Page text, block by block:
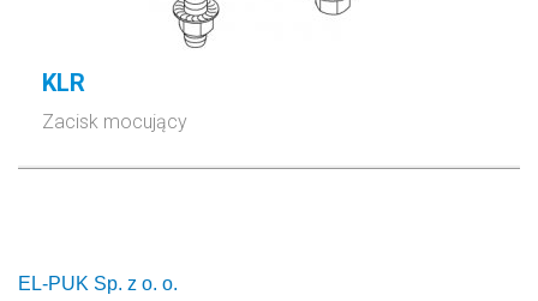
KLR
Zacisk mocujący
EL-PUK Sp. z o. o.